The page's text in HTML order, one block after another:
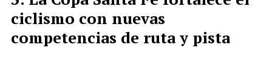
ciclismo con nuevas
competencias de ruta y pista